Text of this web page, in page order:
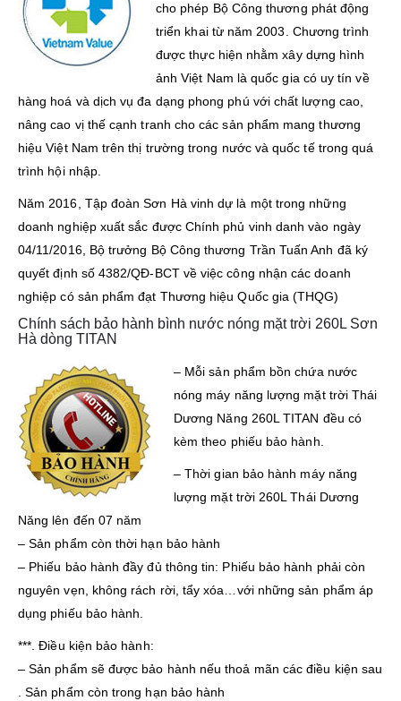
cho phép Bộ Công thương phát động
triển khai từ năm 2003. Chương trình
được thực hiện nhằm xây dựng hình
ảnh Việt Nam là quốc gia có uy tín về
hàng hoá và dịch vụ đa dạng phong phú với chất lượng cao,
nâng cao vị thế cạnh tranh cho các sản phẩm mang thương
hiệu Việt Nam trên thị trường trong nước và quốc tế trong quá
trình hội nhập.
Năm 2016, Tập đoàn Sơn Hà vinh dự là một trong những
doanh nghiệp xuất sắc được Chính phủ vinh danh vào ngày
04/11/2016, Bộ trưởng Bộ Công thương Trần Tuấn Anh đã ký
quyết định số 4382/QĐ-BCT về việc công nhận các doanh
nghiệp có sản phẩm đạt Thương hiệu Quốc gia (THQG)
Chính sách bảo hành bình nước nóng mặt trời 260L Sơn
Hà dòng TITAN
– Mỗi sản phẩm bồn chứa nước
nóng máy năng lượng mặt trời Thái
Dương Năng 260L TITAN đều có
kèm theo phiếu bảo hành.
– Thời gian bảo hành máy năng
lượng mặt trời 260L Thái Dương
Năng lên đến 07 năm
– Sản phẩm còn thời hạn bảo hành
– Phiếu bảo hành đầy đủ thông tin: Phiếu bảo hành phải còn
nguyên vẹn, không rách rời, tẩy xóa…với những sản phẩm áp
dụng phiếu bảo hành.
***. Điều kiện bảo hành:
– Sản phẩm sẽ được bảo hành nếu thoả mãn các điều kiện sau
. Sản phẩm còn trong hạn bảo hành